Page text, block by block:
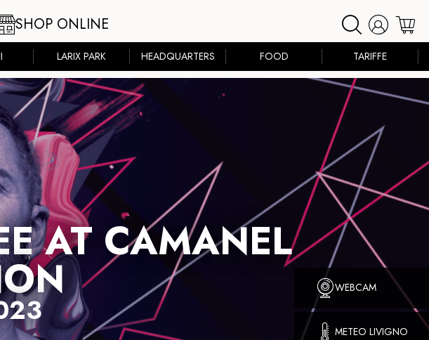
SHOP ONLINE
LARIX PARK HEADQUARTERS FOOD TARIFFE
AT CAMANEL
WEBCAM
METEO LIVIGNO